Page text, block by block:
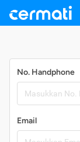
No. Handphone
Email